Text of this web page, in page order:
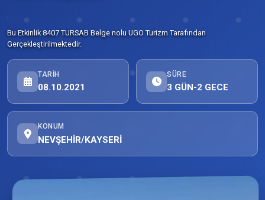
.
Bu Etkinlik 8407 TURSAB Belge nolu UGO Turizm Tarafından
Gerçekleştirilmektedir.
TARIH
08.10.2021
SÜRE
3 GÜN-2 GECE
KONUM
NEVŞEHİR/KAYSERİ